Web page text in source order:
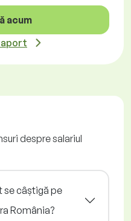
acum
despre salariul
se câștigă pe
România?